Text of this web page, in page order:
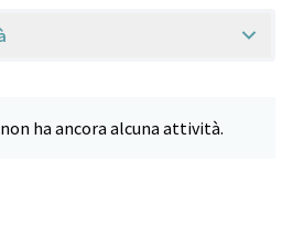
ha ancora alcuna attività.